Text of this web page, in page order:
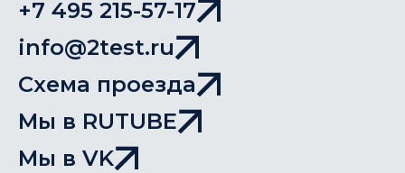
+7 495 215-57-17
info@2test.ru
Схема проезда
Мы в RUTUBE
Мы в VK